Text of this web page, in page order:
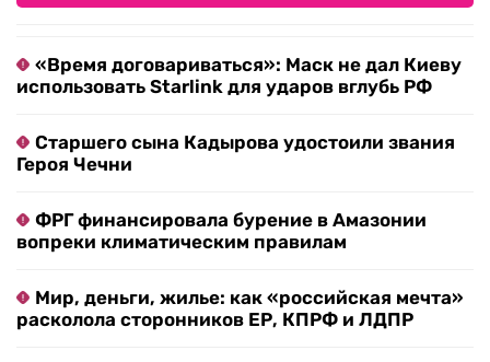
«Время договариваться»: Маск не дал Киеву
использовать Starlink для ударов вглубь РФ
Старшего сына Кадырова удостоили звания
Героя Чечни
ФРГ финансировала бурение в Амазонии
вопреки климатическим правилам
Мир, деньги, жилье: как «российская мечта»
расколола сторонников ЕР, КПРФ и ЛДПР